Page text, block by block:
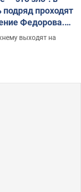
проходят
Федорова.
выходят на